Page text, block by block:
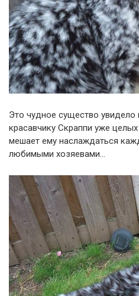
Это чудное существо увидело
красавчику Скраппи уже
мешает ему наслаждаться
любимыми хозяевами…